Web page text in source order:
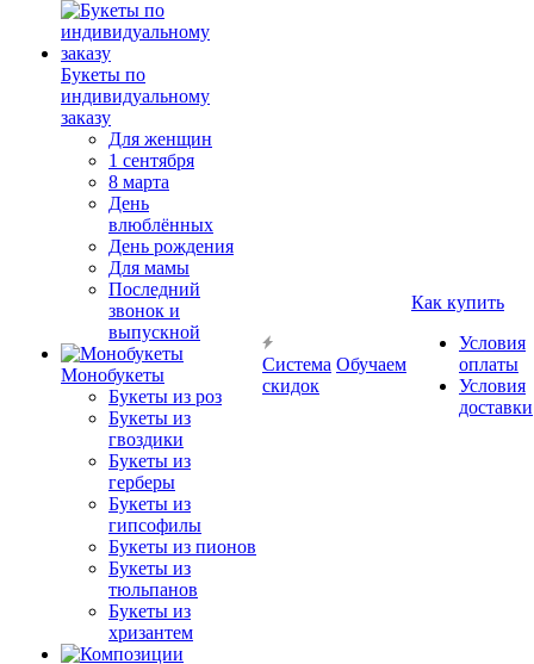
Букеты по
индивидуальному
заказу
Для женщин
1 сентября
8 марта
День
влюблённых
День рождения
Для мамы
Последний
звонок и
выпускной
Монобукеты
Букеты из роз
Букеты из
гвоздики
Букеты из
герберы
Букеты из
гипсофилы
Букеты из пионов
Букеты из
тюльпанов
Букеты из
хризантем
Система
скидок
Обучаем
Как купить
Условия
оплаты
Условия
доставки